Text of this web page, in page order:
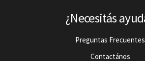
¿Necesitás
Preguntas Frecuentes
Contactános